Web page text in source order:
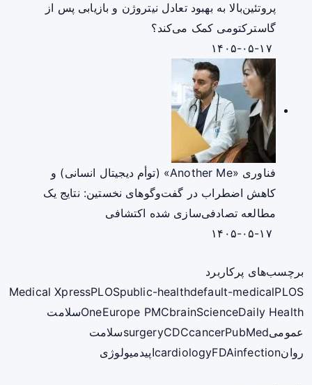
پروتئین‌بالا به بهبود تعادل نیتروژن و بازیابی پس از
گاسترکتومی کمک می‌کند؟
فناوری «Another Me» (توأم دیجیتال انسانی) و
کاهش اضطراب در گفت‌وگوهای نخستین: نتایج یک
مطالعه تصادفی‌سازی شده اکتشافی
برچسب‌های پرکاربرد
Medical XpressPLOSpublic-healthdefault-medicalPLOS
OneEurope PMCbrainScienceDaily Health
سلامت
عمومی
surgeryCDCcancerPubMed
سلامت
روان
cardiologyFDAinfection اپیدمیولوژی